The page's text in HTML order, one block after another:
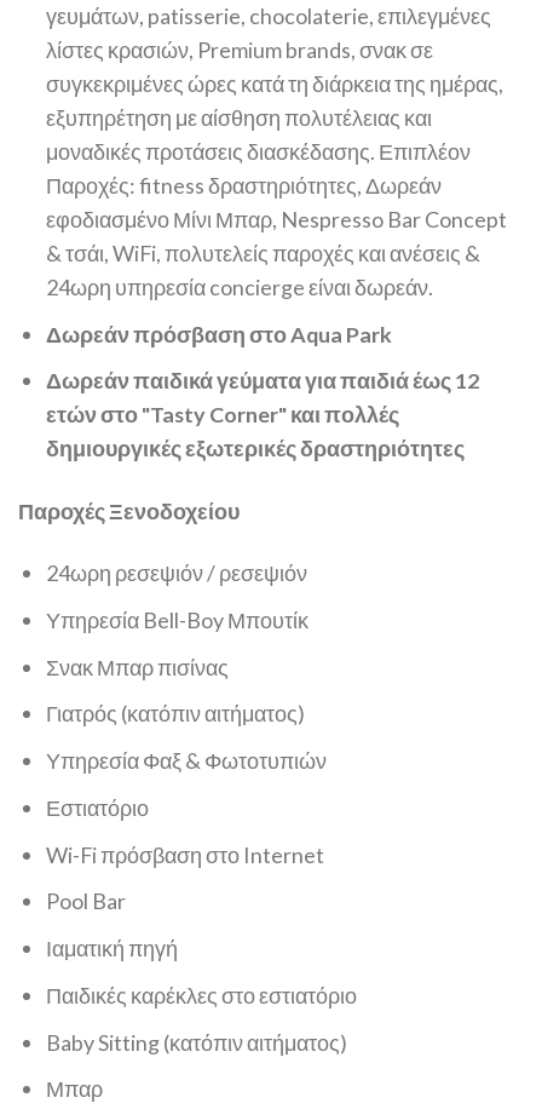
γευμάτων, patisserie, chocolaterie, επιλεγμένες
λίστες κρασιών, Premium brands, σνακ σε
συγκεκριμένες ώρες κατά τη διάρκεια της ημέρας,
εξυπηρέτηση με αίσθηση πολυτέλειας και
μοναδικές προτάσεις διασκέδασης. Επιπλέον
Παροχές: fitness δραστηριότητες, Δωρεάν
εφοδιασμένο Μίνι Μπαρ, Nespresso Bar Concept
& τσάι, WiFi, πολυτελείς παροχές και ανέσεις &
24ωρη υπηρεσία concierge είναι δωρεάν.
Δωρεάν πρόσβαση στο Aqua Park
Δωρεάν παιδικά γεύματα για παιδιά έως 12
ετών στο "Tasty Corner" και πολλές
δημιουργικές εξωτερικές δραστηριότητες
Παροχές Ξενοδοχείου
24ωρη ρεσεψιόν / ρεσεψιόν
Υπηρεσία Bell-Boy Μπουτίκ
Σνακ Μπαρ πισίνας
Γιατρός (κατόπιν αιτήματος)
Υπηρεσία Φαξ & Φωτοτυπιών
Εστιατόριο
Wi-Fi πρόσβαση στο Internet
Pool Bar
Ιαματική πηγή
Παιδικές καρέκλες στο εστιατόριο
Baby Sitting (κατόπιν αιτήματος)
Μπαρ